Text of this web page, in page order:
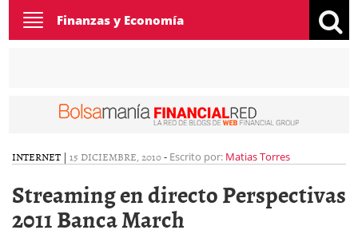
Toggle
navigation
Finanzas y Economía
INTERNET | 15 DICIEMBRE, 2010- Escrito por: Matias Torres
Streaming en directo Perspectivas
2011 Banca March